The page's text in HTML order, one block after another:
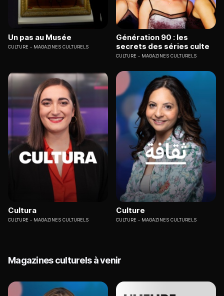
Un pas au Musée
CULTURE MAGAZINES CULTURELS
Génération 90 : les
secrets des séries culte
CULTURE MAGAZINES CULTURELS
Cultura
CULTURE MAGAZINES CULTURELS
Culture
CULTURE MAGAZINES CULTURELS
Magazines culturels à venir